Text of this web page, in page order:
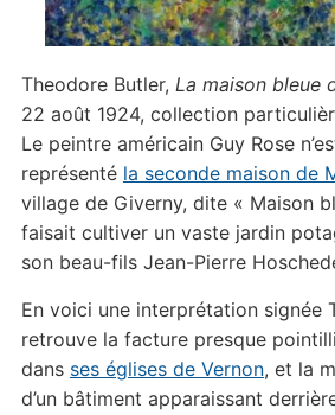
Theodore Butler, La maison bleue
22 août 1924, collection
Le peintre américain Guy Rose
représenté la seconde maison de
village de Giverny, dite « Maison
faisait cultiver un vaste jardin
son beau-fils Jean-Pierre
En voici une interprétation signée
retrouve la facture presque
dans ses églises de Vernon, et la
d’un bâtiment apparaissant